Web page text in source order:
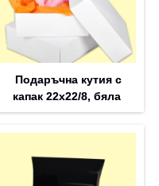
Подаръчна кутия с
капак 22x22/8, бяла